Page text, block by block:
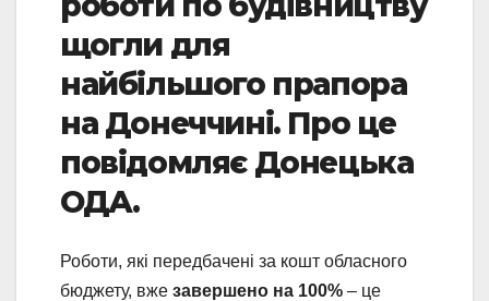
щогли для
найбільшого прапора
на Донеччині. Про це
повідомляє Донецька
ОДА.
Роботи, які передбачені за кошт обласного
бюджету, вже завершено на 100% – це